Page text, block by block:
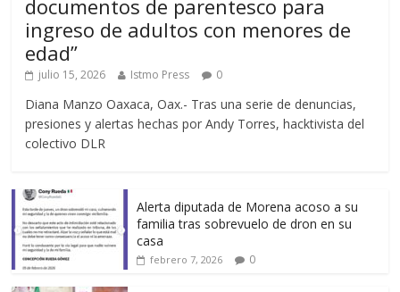
documentos de parentesco para
ingreso de adultos con menores de
edad”
julio 15, 2026 Istmo Press 0
Diana Manzo Oaxaca, Oax.- Tras una serie de denuncias,
presiones y alertas hechas por Andy Torres, hacktivista del
colectivo DLR
Alerta diputada de Morena acoso a su
familia tras sobrevuelo de dron en su
casa
febrero 7, 2026 0